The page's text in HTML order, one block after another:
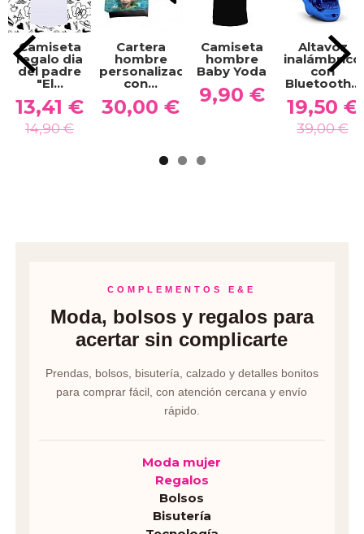
Camiseta
regalo dia
del padre
"El...
13,41 €
14,90 €
Cartera
hombre
personalizada
con...
30,00 €
Camiseta
hombre
Baby Yoda
9,90 €
Altavoz
inalámbrico
con
Bluetooth...
19,50 €
39,00 €
COMPLEMENTOS E&E
Moda, bolsos y regalos para
acertar sin complicarte
Prendas, bolsos, bisutería, calzado y detalles bonitos
para comprar fácil, con atención cercana y envío
rápido.
Moda mujer
Regalos
Bolsos
Bisutería